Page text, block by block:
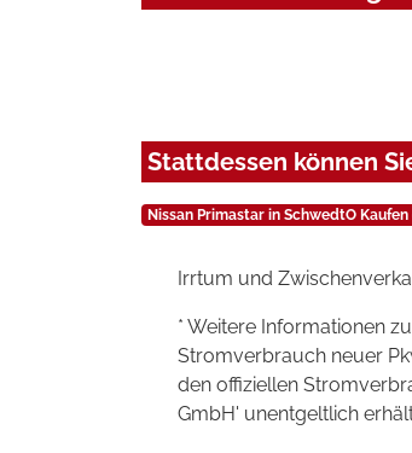
Stattdessen können
Nissan Primastar in SchwedtO
Irrtum und
* Weitere Informationen
Stromverbrauch neuer
den offiziellen
GmbH' unentgeltlich